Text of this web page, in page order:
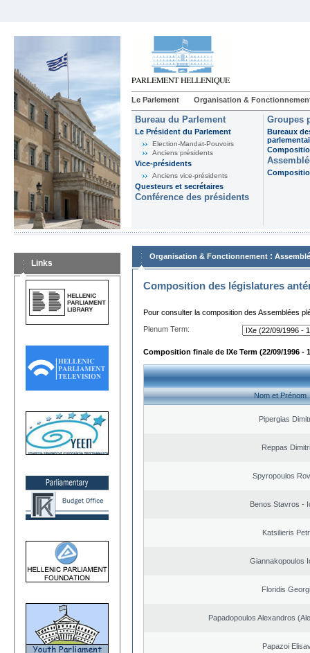
Le Parlement Organisation &
Bureau du Parlement
Le Président du Parlement
Election-Mandat-Pouvoirs
Anciens présidents
Vice-présidents
Anciens vice-présidents
Questeurs et secrétaires
Conférence des présidents
Groupes
Bureaux
Links
Organisation & Fonctionnement :
Composition des législatures
Pour consulter la composition des Assemblées
Plenum Term:
Composition finale de IXe Term (22/09/1996 -
Nom et Prénom
Pipergias
Reppas
Spyropoulos
Benos Stavros -
Katsilieris
Giannakopoulos
Floridis
Papadopoulos Alexandros
Papazoi